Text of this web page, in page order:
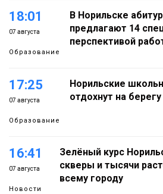
18:01
07 августа
Образование
В Норильске
предлагают 14
перспективой
17:25
07 августа
Образование
Норильские
отдохнут на
16:41
07 августа
Новости
Зелёный курс
скверы и тысячи
всему городу